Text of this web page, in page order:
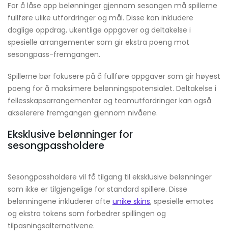
For å låse opp belønninger gjennom sesongen må spillerne
fullføre ulike utfordringer og mål. Disse kan inkludere
daglige oppdrag, ukentlige oppgaver og deltakelse i
spesielle arrangementer som gir ekstra poeng mot
sesongpass-fremgangen.
Spillerne bør fokusere på å fullføre oppgaver som gir høyest
poeng for å maksimere belønningspotensialet. Deltakelse i
fellesskapsarrangementer og teamutfordringer kan også
akselerere fremgangen gjennom nivåene.
Eksklusive belønninger for
sesongpassholdere
Sesongpassholdere vil få tilgang til eksklusive belønninger
som ikke er tilgjengelige for standard spillere. Disse
belønningene inkluderer ofte unike skins, spesielle emotes
og ekstra tokens som forbedrer spillingen og
tilpasningsalternativene.